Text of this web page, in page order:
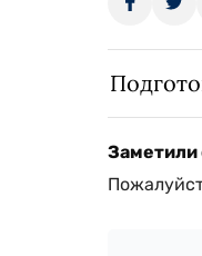
Заметили